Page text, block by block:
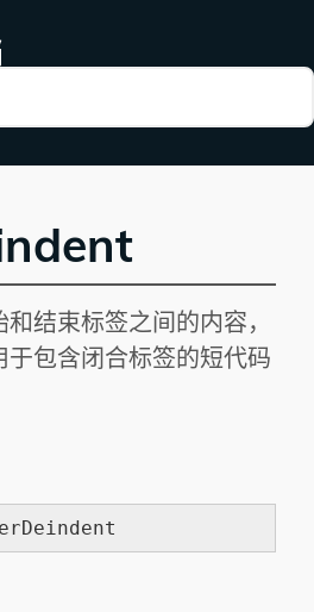
结束标签之间的内容，
于包含闭合标签的短代码